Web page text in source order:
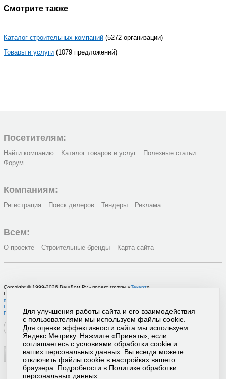
Смотрите также
Каталог строительных компаний (5272 организации)
Товары и услуги (1079 предложений)
Посетителям:
Найти компанию Каталог товаров и услуг
Полезные статьи
Форум
Компаниям:
Регистрация Поиск дилеров Тендеры Реклама
Всем:
О проекте Строительные бренды Карта сайта
Copyright © 1999-2026 ВашДом.Ру - проект группы «Текарт»
По вопросам связанным с работой портала вы можете связаться с нашей
поддержки
Политика в отношении обработки персональных данных
Пользовательское соглашение
Для улучшения работы сайта и его взаимодействия
с пользователями мы используем файлы cookie.
Для оценки эффективности сайта мы используем
Яндекс.Метрику. Нажмите «Принять», если
соглашаетесь с условиями обработки cookie и
ваших персональных данных. Вы всегда можете
отключить файлы cookie в настройках вашего
браузера. Подробности в Политике обработки
персональных данных